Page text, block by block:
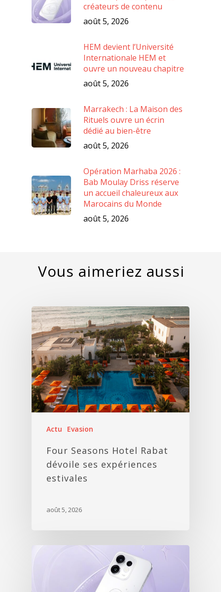
créateurs de contenu
août 5, 2026
HEM devient l’Université
Internationale HEM et
ouvre un nouveau chapitre
août 5, 2026
Marrakech : La Maison des
Rituels ouvre un écrin
dédié au bien-être
août 5, 2026
Opération Marhaba 2026 :
Bab Moulay Driss réserve
un accueil chaleureux aux
Marocains du Monde
août 5, 2026
Actu Evasion
Four Seasons Hotel Rabat
dévoile ses expériences
estivales
août 5, 2026